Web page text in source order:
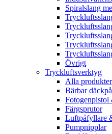
Spiralslang
Övrigt
Tryckluftsverktyg
Alla produkter
Bärbar
Fotogenpistol
Färgsprutor
Luftpåfyllare
Pumpnipplar